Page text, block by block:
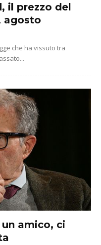
il prezzo del
agosto
che ha vissuto tra
amico, ci